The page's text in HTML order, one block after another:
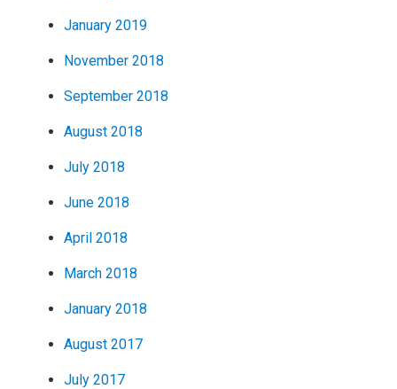
January 2019
November 2018
September 2018
August 2018
July 2018
June 2018
April 2018
March 2018
January 2018
August 2017
July 2017